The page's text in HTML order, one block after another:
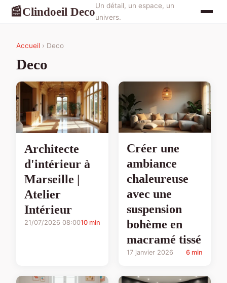
📰Clindoeil DecoUn détail, un espace, un
univers.
Accueil › Deco
Deco
Architecte
d'intérieur à
Marseille |
Atelier
Intérieur
21/07/2026 08:0010 min
Créer une
ambiance
chaleureuse
avec une
suspension
bohème en
macramé tissé
17 janvier 2026 6 min